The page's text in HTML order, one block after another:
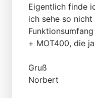
Eigentlich finde
ich sehe so
+ MOT400, die
Gruß
Norbert